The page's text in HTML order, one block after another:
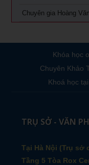
Chuyên gia Hoàng
Khóa học
Chuyên Khảo
Khoá học
TRỤ SỞ - VĂN
Tại Hà Nội (Trụ sở
Tầng 5 Tòa Rox